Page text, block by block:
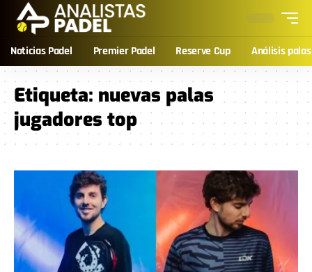
Noticias Padel Premier Padel Reserve Cup Análisis palas
Etiqueta: nuevas palas
jugadores top